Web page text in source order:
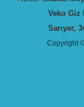
Veko Giz
Sarıyer,
Copyright